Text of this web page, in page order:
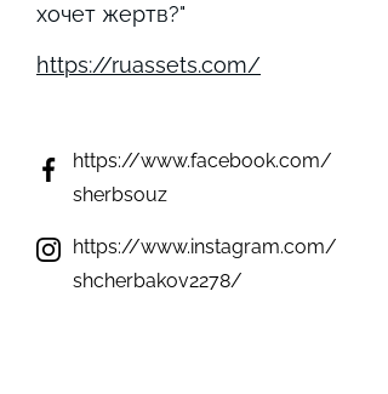
хочет жертв?"
https://ruassets.com/
https://www.facebook.com/
sherbsouz
https://www.instagram.com/
shcherbakov2278/